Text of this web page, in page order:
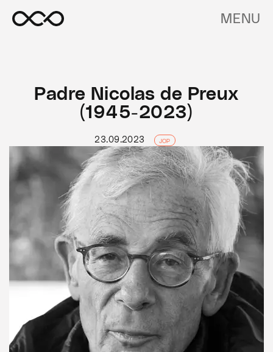
MENU
Padre Nicolas de Preux
(1945-2023)
23.09.2023 JOP